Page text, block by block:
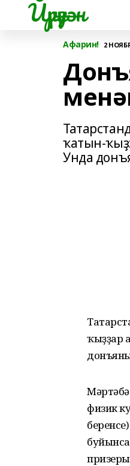
Йүрүҙән
Афарин! 2
ҡатын-
Унда
ҡыҙҙар
физик